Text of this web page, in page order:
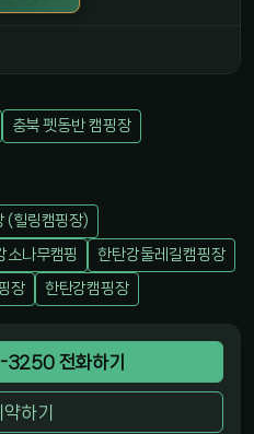
충북 펫동반 캠핑장
(힐링캠핑장)
소나무캠핑
한탄강둘레길캠핑장
장 한탄강캠핑장
전화하기
약하기